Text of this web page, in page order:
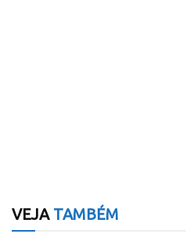
VEJATAMBÉM